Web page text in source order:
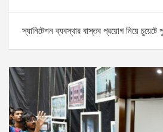
স্যানিটেশন ব্যবস্থার বাস্তব প্রয়োগ নিয়ে চুয়েটে